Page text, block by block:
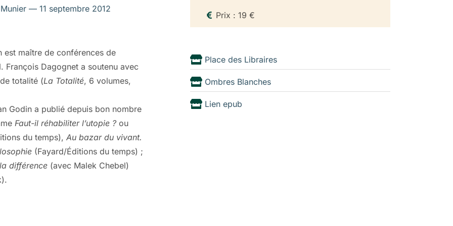
tout en prétendant le contraire.
volontiers sur le sort de notre planète à
c’est que, nous dit Christian Godin, il n’y
«L’homme moderne est en réalité
son mépris et même sa haine de la
bien sûr, les comportements
pas de pain. Et puis surtout, l’auteur
pour les nuls (First), est allé puiser dans
nature forte à un homme trop fort dans
à celui qu’un sourd de naissance
— 11 septembre 2012
est maître de conférences de
François Dagognet a soutenu avec
totalité (La Totalité, 6 volumes,
Godin a publié depuis bon nombre
Faut-il réhabiliter l’utopie ? ou
du temps), Au bazar du vivant.
(Fayard/Éditions du temps) ;
différence (avec Malek Chebel)
Prix : 19 €
Place des Libraires
Ombres Blanches
Lien epub